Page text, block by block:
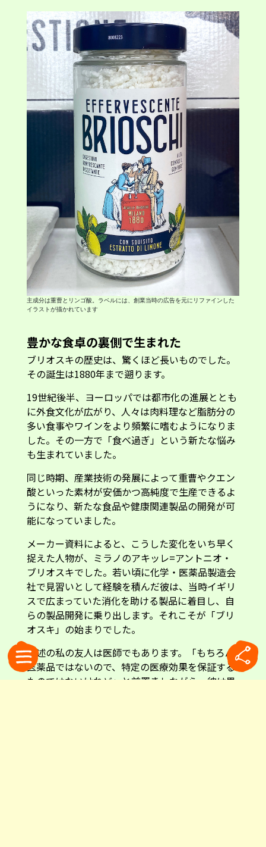
主成分は重曹とリンゴ酸。ラベルには、創業当時の広告を元にリファインした
イラストが描かれています
豊かな食卓の裏側で生まれた
ブリオスキの歴史は、驚くほど長いものでした。
その誕生は1880年まで遡ります。
19世紀後半、ヨーロッパでは都市化の進展ととも
に外食文化が広がり、人々は肉料理など脂肪分の
多い食事やワインをより頻繁に嗜むようになりま
した。その一方で「食べ過ぎ」という新たな悩み
も生まれていました。
同じ時期、産業技術の発展によって重曹やクエン
酸といった素材が安価かつ高純度で生産できるよ
うになり、新たな食品や健康関連製品の開発が可
能になっていました。
メーカー資料によると、こうした変化をいち早く
捉えた人物が、ミラノのアキッレ=アントニオ・
ブリオスキでした。若い頃に化学・医薬品製造会
社で見習いとして経験を積んだ彼は、当時イギリ
スで広まっていた消化を助ける製品に着目し、自
らの製品開発に乗り出します。それこそが「ブリ
オスキ」の始まりでした。
前述の私の友人は医師でもあります。「もちろん
医薬品ではないので、特定の医療効果を保証する
ものではないけれど」と前置きしながら、彼は思